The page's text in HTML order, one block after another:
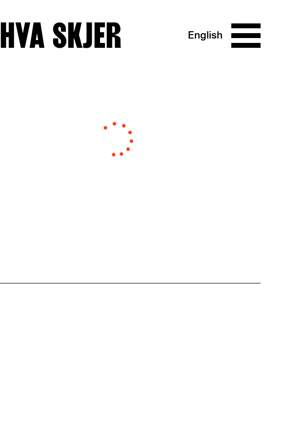
HVA SKJER English